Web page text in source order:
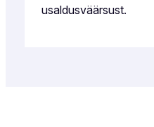
usaldusväärsust.